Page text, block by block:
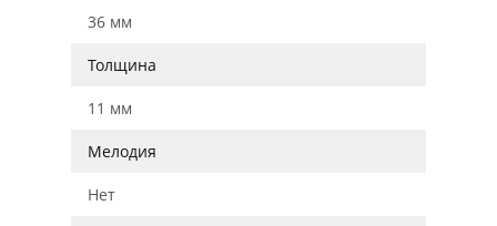
36 мм
Толщина
11 мм
Мелодия
Нет